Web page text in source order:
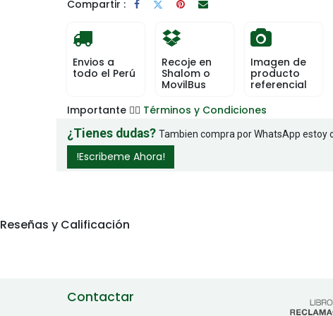
Compartir :
Envios a
todo el Perú
Recoje en
Shalom o
MovilBus
Imagen de
producto
referencial
Importante 👉🏻 Términos y Condiciones
¿Tienes dudas? Tambien compra por WhatsApp estoy
!Escribeme Ahora!
Reseñas y Calificación
Contactar